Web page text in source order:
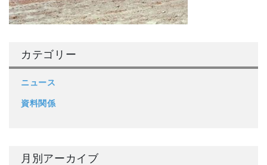
カテゴリー
ニュース
資料関係
月別アーカイブ